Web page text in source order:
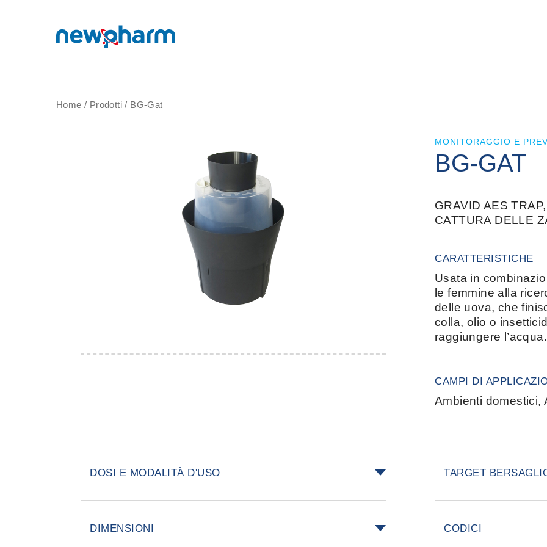
Home / Prodotti / BG-Gat
MONITORAGGIO E
BG-GAT
GRAVID AES
CATTURA DELLE
CARATTERISTICHE
Usata in
le femmine alla
delle uova, che
colla, olio o
raggiungere l’acqua.
CAMPI DI
Ambienti domestici,
DOSI E MODALITÀ D'USO
né di alimentazione elettrica né di CO₂. La parte
DIMENSIONI
TARGET
CODICI